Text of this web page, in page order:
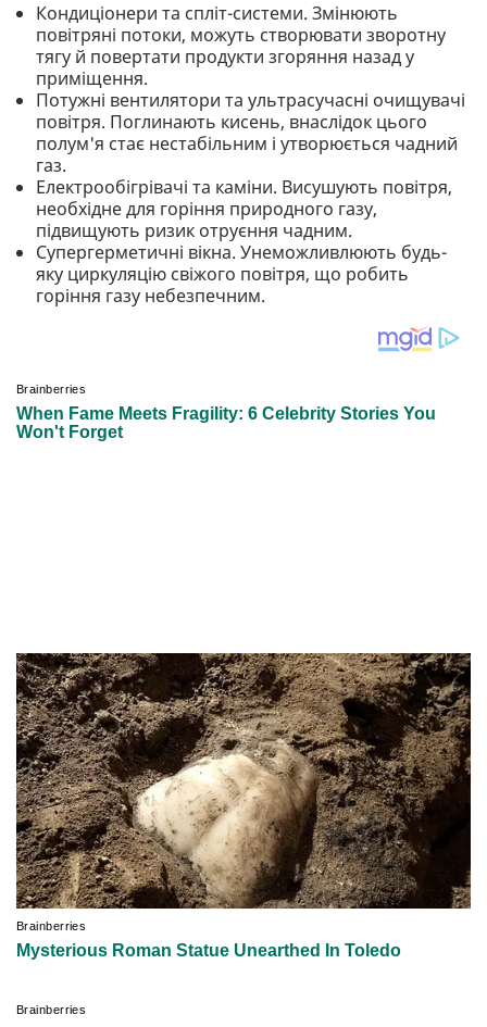
Кондиціонери та спліт-системи. Змінюють
повітряні потоки, можуть створювати зворотну
тягу й повертати продукти згоряння назад у
приміщення.
Потужні вентилятори та ультрасучасні очищувачі
повітря. Поглинають кисень, внаслідок цього
полум'я стає нестабільним і утворюється чадний
газ.
Електрообігрівачі та каміни. Висушують повітря,
необхідне для горіння природного газу,
підвищують ризик отруєння чадним.
Супергерметичні вікна. Унеможливлюють будь-
яку циркуляцію свіжого повітря, що робить
горіння газу небезпечним.